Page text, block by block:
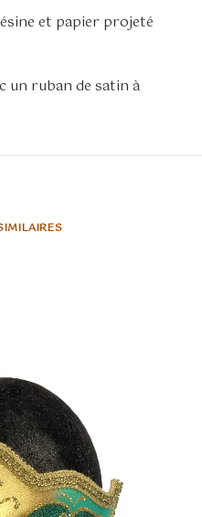
et papier projeté
un ruban de satin à